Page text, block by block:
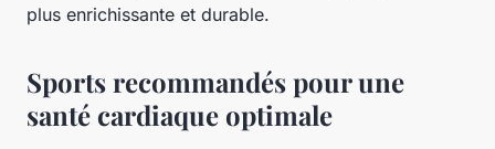
plus enrichissante et durable.
Sports recommandés pour une
santé cardiaque optimale